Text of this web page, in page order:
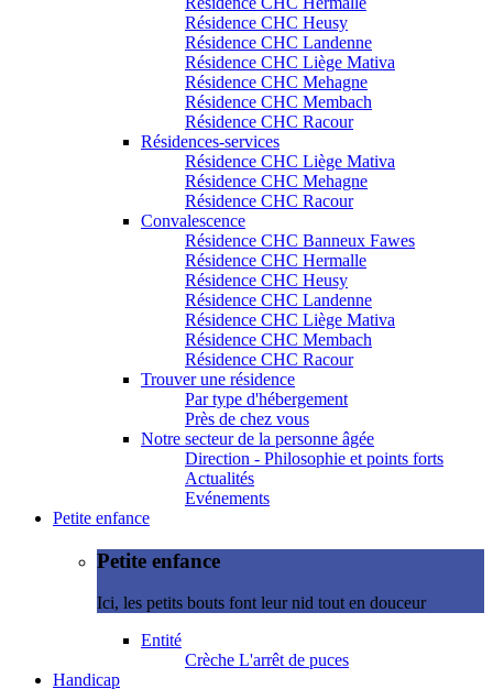
Résidence CHC Heusy
Résidence CHC Landenne
Résidence CHC Liège Mativa
Résidence CHC Mehagne
Résidence CHC Membach
Résidence CHC Racour
Résidences-services
Résidence CHC Liège Mativa
Résidence CHC Mehagne
Résidence CHC Racour
Convalescence
Résidence CHC Banneux Fawes
Résidence CHC Hermalle
Résidence CHC Heusy
Résidence CHC Landenne
Résidence CHC Liège Mativa
Résidence CHC Membach
Résidence CHC Racour
Trouver une résidence
Par type d'hébergement
Près de chez vous
Notre secteur de la personne âgée
Direction - Philosophie et points forts
Actualités
Evénements
Petite enfance
Petite enfance
Ici, les petits bouts font leur nid tout en douceur
Entité
Crèche L'arrêt de puces
Handicap